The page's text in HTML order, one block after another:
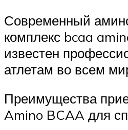
Современный
комплекс bcaa
известен
атлетам во всем
Преимущества
Amino BCAA для